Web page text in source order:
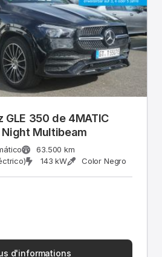
350 de 4MATIC
Night Multibeam
63.500 km
143 kW Color Negro
d'informations